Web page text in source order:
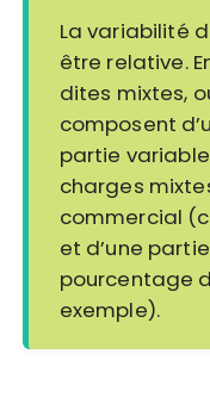
La variabilité
être relative.
dites mixtes,
composent
partie
charges
commercial
et d’une
pourcentage
exemple).